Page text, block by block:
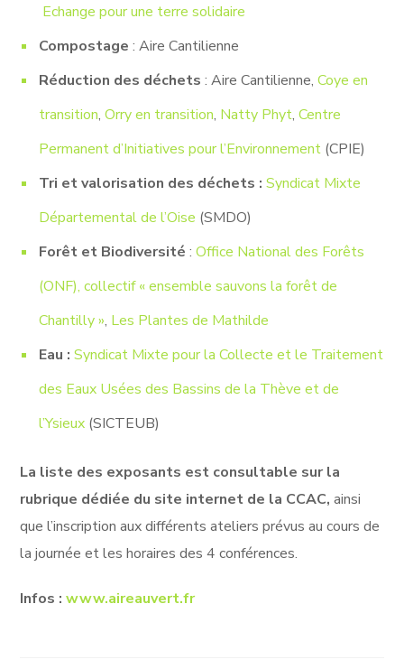
Echange pour une terre solidaire
Compostage: Aire Cantilienne
Réduction des déchets : Aire Cantilienne,Coye en
transition,Orry en transition, Natty Phyt,Centre
Permanent d’Initiatives pour l’Environnement (CPIE)
Tri et valorisation des déchets :Syndicat Mixte
Départemental de l’Oise (SMDO)
Forêt et Biodiversité:Office National des Forêts
(ONF), collectif « ensemble sauvons la forêt de
Chantilly », Les Plantes de Mathilde
Eau :Syndicat Mixte pour la Collecte et le Traitement
des Eaux Usées des Bassins de la Thève et de
l’Ysieux (SICTEUB)
La liste des exposants est consultable sur la
rubrique dédiée du site internet de la CCAC,ainsi
que l’inscription aux différents ateliers prévus au cours de
la journée et les horaires des 4 conférences.
Infos :www.aireauvert.fr